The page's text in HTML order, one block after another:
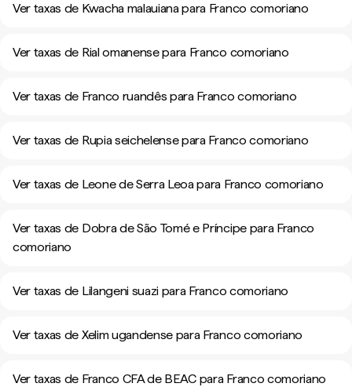
Ver taxas de Kwacha malauiana para Franco comoriano
Ver taxas de Rial omanense para Franco comoriano
Ver taxas de Franco ruandês para Franco comoriano
Ver taxas de Rupia seichelense para Franco comoriano
Ver taxas de Leone de Serra Leoa para Franco comoriano
Ver taxas de Dobra de São Tomé e Príncipe para Franco
comoriano
Ver taxas de Lilangeni suazi para Franco comoriano
Ver taxas de Xelim ugandense para Franco comoriano
Ver taxas de Franco CFA de BEAC para Franco comoriano